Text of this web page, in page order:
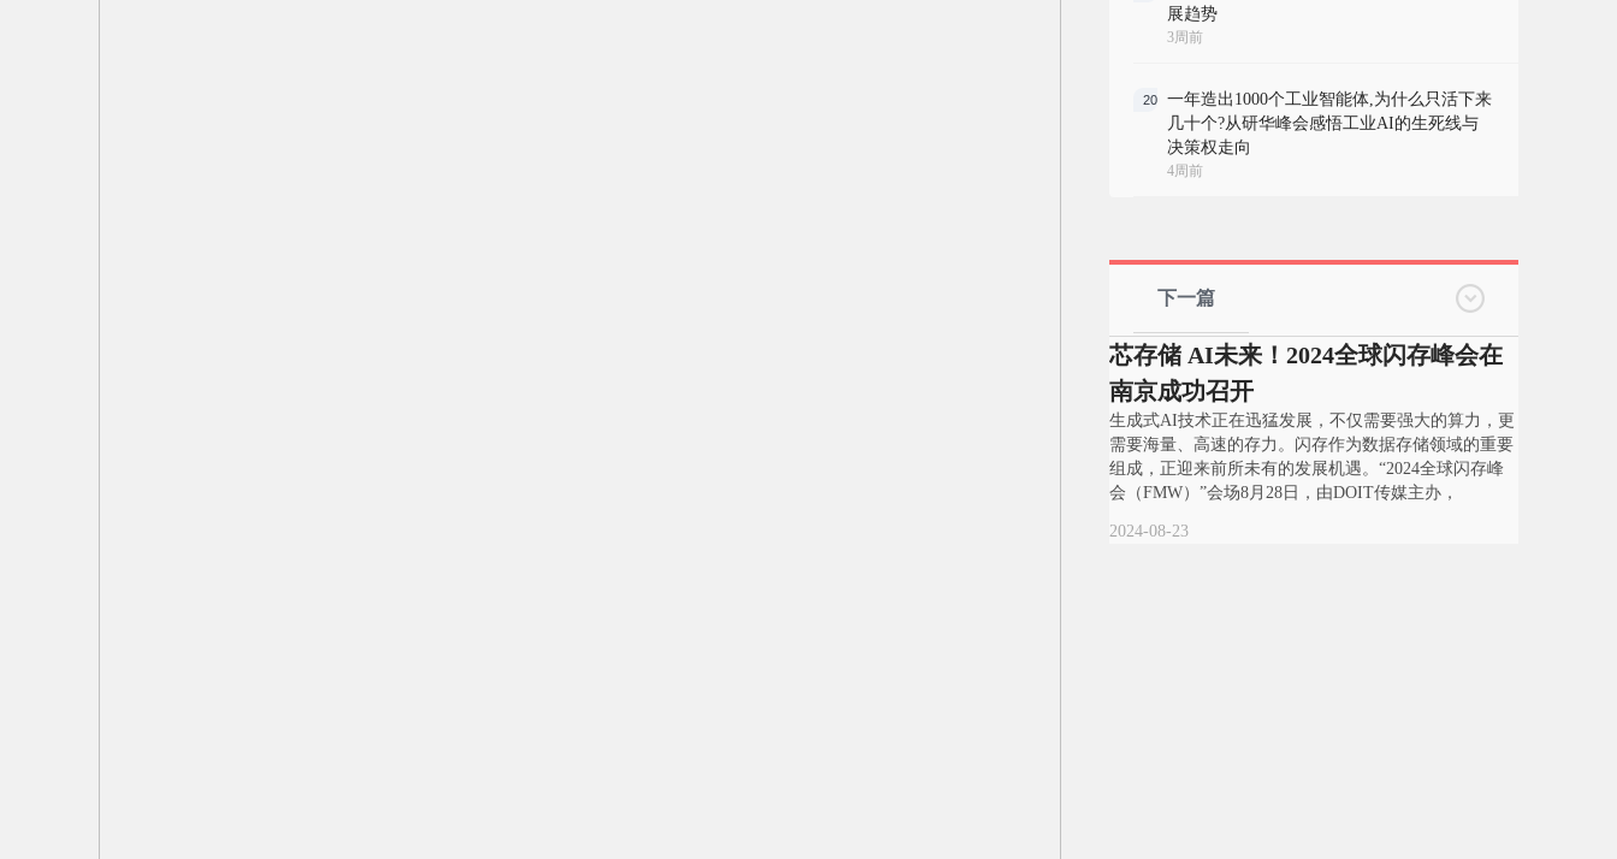
展趋势
3周前
20
一年造出1000个工业智能体,为什么只活下来
几十个?从研华峰会感悟工业AI的生死线与
决策权走向
4周前
下一篇
芯存储 AI未来！2024全球闪存峰会在
南京成功召开
生成式AI技术正在迅猛发展，不仅需要强大的算力，更
需要海量、高速的存力。闪存作为数据存储领域的重要
组成，正迎来前所未有的发展机遇。“2024全球闪存峰
会（FMW）”会场8月28日，由DOIT传媒主办，
2024-08-23